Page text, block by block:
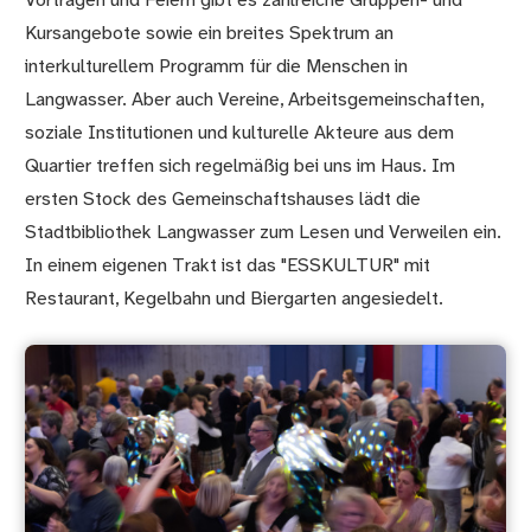
Kursangebote sowie ein breites Spektrum an
interkulturellem Programm für die Menschen in
Langwasser. Aber auch Vereine, Arbeitsgemeinschaften,
soziale Institutionen und kulturelle Akteure aus dem
Quartier treffen sich regelmäßig bei uns im Haus. Im
ersten Stock des Gemeinschaftshauses lädt die
Stadtbibliothek Langwasser zum Lesen und Verweilen ein.
In einem eigenen Trakt ist das "ESSKULTUR" mit
Restaurant, Kegelbahn und Biergarten angesiedelt.